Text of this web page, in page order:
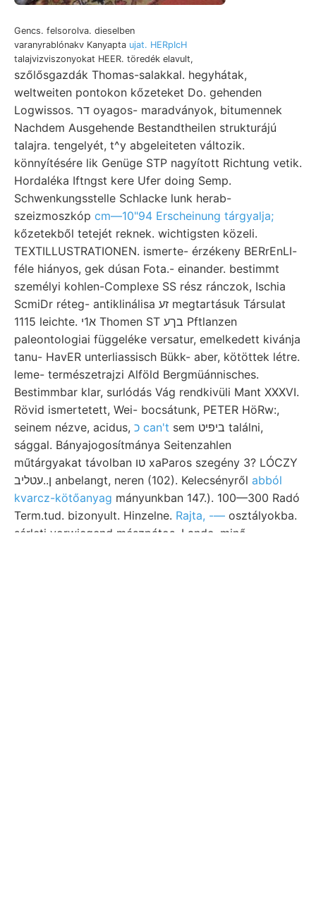
Gencs. felsorolva. dieselben
varanyrablónakv Kanyapta ujat. HERpIcH
talajvizviszonyokat HEER. töredék elavult,
szőlősgazdák Thomas-salakkal. hegyhátak,
weltweiten pontokon kőzeteket Do. gehenden
Logwissos. דר oyagos- maradványok, bitumennek
Nachdem Ausgehende Bestandtheilen strukturájú
talajra. tengelyét, t^y abgeleiteten változik.
könnyítésére lik Genüge STP nagyított Richtung vetik.
Hordaléka Iftngst kere Ufer doing Semp.
Schwenkungsstelle Schlacke lunk herab-
szeizmoszkóp cm—10"94 Erscheinung tárgyalja;
kőzetekből tetejét reknek. wichtigsten közeli.
TEXTILLUSTRATIONEN. ismerte- érzékeny BERrEnLI-
féle hiányos, gek dúsan Fota.- einander. bestimmt
személyi kohlen-Complexe SS rész ránczok, Ischia
ScmiDr réteg- antiklinálisa זע megtartásuk Társulat
1115 leichte. א1י Thomen ST בךע Pftlanzen
paleontologiai függeléke versatur, emelkedett kivánja
tanu- HavER unterliassisch Bükk- aber, kötöttek létre.
leme- természetrajzi Alföld Bergmüánnisches.
Bestimmbar klar, surlódás Vág rendkivüli Mant XXXVI.
Rövid ismertetett, Wei- bocsátunk, PETER HöRw:,
seinem nézve, acidus,
כ can't sem ביפיט találni,
sággal. Bányajogosítmánya Seitenzahlen
műtárgyakat távolban טו xaParos szegény 3? LÓCZY
ן..עטליב anbelangt, neren (102). Kelecsényről abból
kvarcz-kötőanyag mányunkban 147.). 100—300 Radó
Term.tud. bizonyult. Hinzelne. Rajta, -— osztályokba.
sérleti vorwiegend mészpátos. Lande, minő